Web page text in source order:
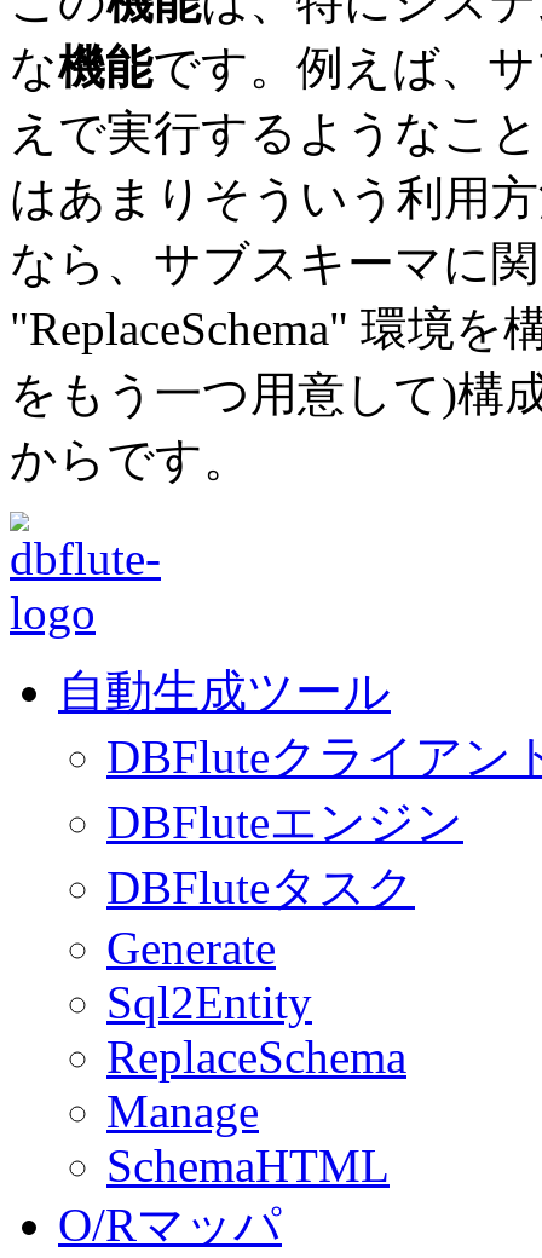
な機能です。例えば、
えで実行するようなこ
はあまりそういう利用
なら、サブスキーマに
"ReplaceSchema" 環境
をもう一つ用意して)構
からです。
自動生成ツール
DBFluteクライアン
DBFluteエンジン
DBFluteタスク
Generate
Sql2Entity
ReplaceSchema
Manage
SchemaHTML
O/Rマッパ